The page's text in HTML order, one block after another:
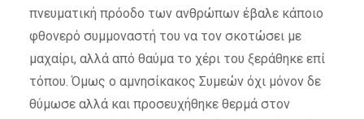
πνευματική πρόοδο των ανθρώπων έβαλε κάποιο
φθονερό συμμοναστή του να τον σκοτώσει με
μαχαίρι, αλλά από θαύμα το χέρι του ξεράθηκε επί
τόπου. Όμως ο αμνησίκακος Συμεών όχι μόνον δε
θύμωσε αλλά και προσευχήθηκε θερμά στον